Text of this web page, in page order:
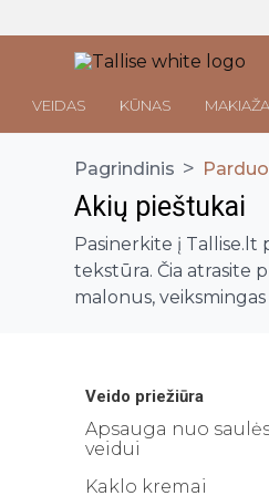
VEIDAS KŪNAS
Parduotuvė
Veido priežiūra
Visos priemonės
Veido šveitikliai
Veido tonikai
Veido serumai
Kūno
Kūno kremai ir
Kūno purškikliai
Makiažo
Visos priemonės
Makiažo bazės
Makiažo
Plaukų priežiūros
Visos priemonės
Apranga
Pagrindinis >
Akių pieštukai
Pasinerkite į
tekstūra. Čia atrasite
malonus, veiksmingas
Veido priežiūra
Apsauga nuo
veidui
Kaklo kremai